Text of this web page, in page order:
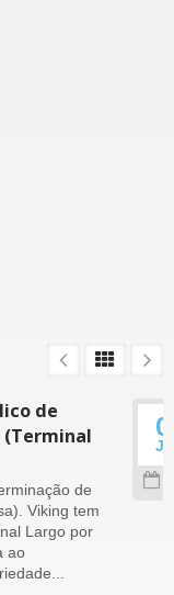
de
(Terminal
de
Viking tem
Largo por
ao